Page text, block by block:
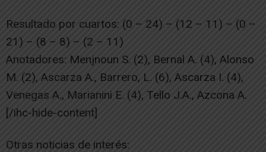
Resultado por cuartos: (0 – 24) – (12 – 11) – (0 –
21) – (8 – 8) – (2 – 11)
Anotadores: Menjnoun S. (2), Bernal A. (4), Alonso
M. (2), Ascarza A., Barrero, L. (6), Ascarza I. (4),
Venegas A., Marianini E. (4), Tello J.A., Azcona A.
[/ihc-hide-content]
Otras noticias de interés: